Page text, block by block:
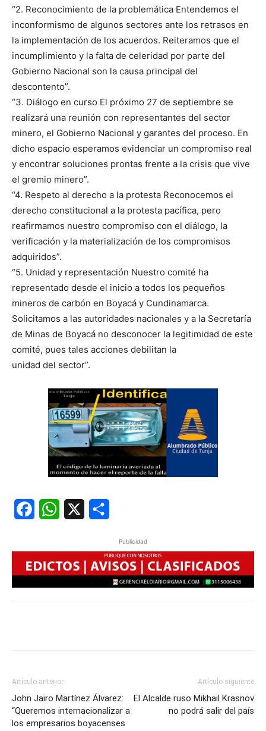
“2. Reconocimiento de la problemática Entendemos el
inconformismo de algunos sectores ante los retrasos en
la implementación de los acuerdos. Reiteramos que el
incumplimiento y la falta de celeridad por parte del
Gobierno Nacional son la causa principal del
descontento”.
“3. Diálogo en curso El próximo 27 de septiembre se
realizará una reunión con representantes del sector
minero, el Gobierno Nacional y garantes del proceso. En
dicho espacio esperamos evidenciar un compromiso real
y encontrar soluciones prontas frente a la crisis que vive
el gremio minero”.
“4. Respeto al derecho a la protesta Reconocemos el
derecho constitucional a la protesta pacífica, pero
reafirmamos nuestro compromiso con el diálogo, la
verificación y la materialización de los compromisos
adquiridos”.
“5. Unidad y representación Nuestro comité ha
representado desde el inicio a todos los pequeños
mineros de carbón en Boyacá y Cundinamarca.
Solicitamos a las autoridades nacionales y a la Secretaría
de Minas de Boyacá no desconocer la legitimidad de este
comité, pues tales acciones debilitan la
unidad del sector”.
FacebookWhatsApp
Publicidad
Artículo anterior
John Jairo Martínez Álvarez:
“Queremos internacionalizar a
los empresarios boyacenses
Artículo siguiente
El Alcalde ruso Mikhail Krasnov
no podrá salir del país